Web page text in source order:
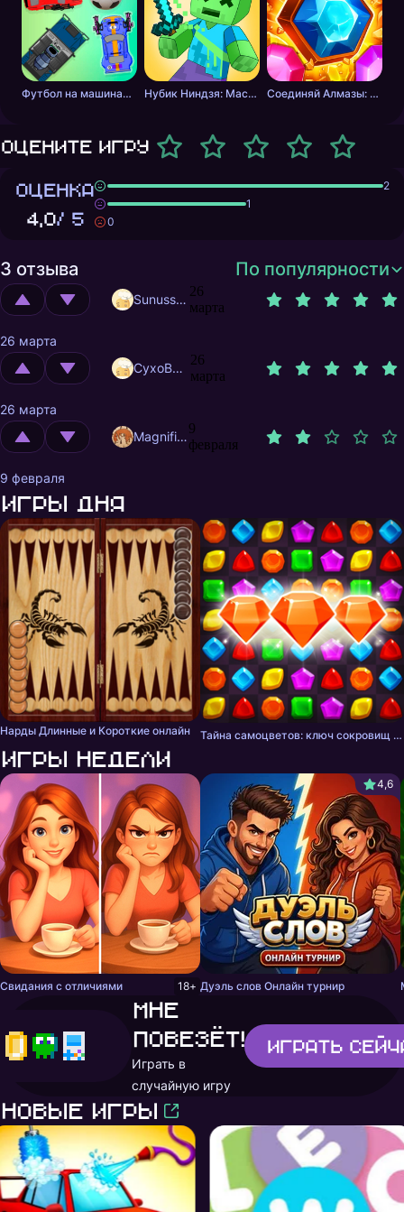
Футбол на машинах с оружием Нубик Ниндзя: Мастер Меча Соединяй Алмазы: Дойди до 10
Оцените игру
ОЦЕНКА
4,0/ 5
2
1
0
3 отзыва По популярности
Sunusstex
26
марта
26 марта
CyxoB666
26
марта
26 марта
MagnificentMrFox
9
февраля
9 февраля
Игры дня
Нарды Длинные и Короткие онлайн Тайна самоцветов: ключ сокровищ - три в ряд
Игры недели
Свидания с отличиями 18+
4,6
Дуэль слов Онлайн турнир
Мне
повезёт!
Играть в
случайную игру
Играть
Новые игры